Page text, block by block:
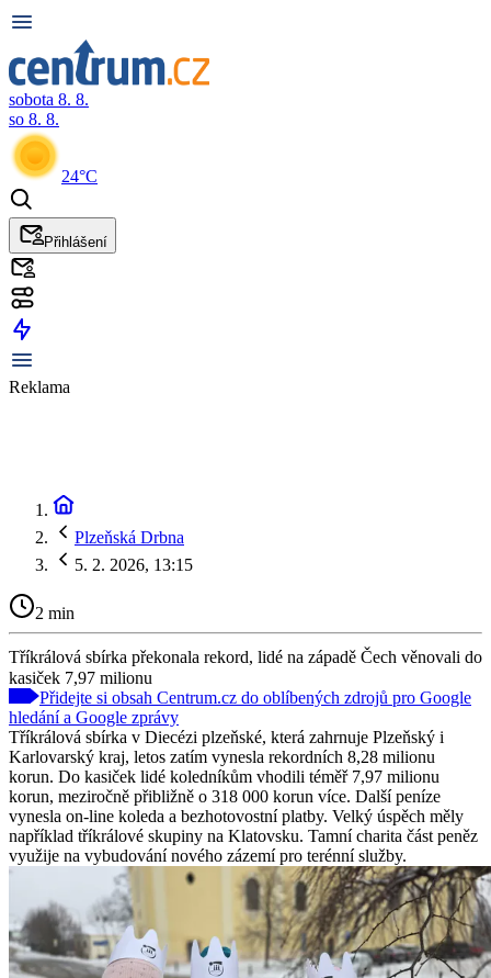
sobota 8. 8.
so 8. 8.
24°C
Přihlášení
Reklama
Plzeňská Drbna
5. 2. 2026, 13:15
2 min
Tříkrálová sbírka překonala rekord, lidé na západě Čech věnovali do
kasiček 7,97 milionu
Přidejte si obsah Centrum.cz do oblíbených zdrojů pro Google
hledání a Google zprávy
Tříkrálová sbírka v Diecézi plzeňské, která zahrnuje Plzeňský i
Karlovarský kraj, letos zatím vynesla rekordních 8,28 milionu
korun. Do kasiček lidé koledníkům vhodili téměř 7,97 milionu
korun, meziročně přibližně o 318 000 korun více. Další peníze
vynesla on-line koleda a bezhotovostní platby. Velký úspěch měly
například tříkrálové skupiny na Klatovsku. Tamní charita část peněz
využije na vybudování nového zázemí pro terénní služby.